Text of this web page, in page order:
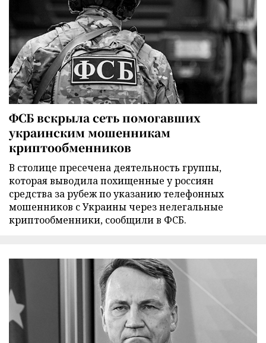
ФСБ вскрыла сеть помогавших
украинским мошенникам
криптообменников
В столице пресечена деятельность группы,
которая выводила похищенные у россиян
средства за рубеж по указанию телефонных
мошенников с Украины через нелегальные
криптообменники, сообщили в ФСБ.